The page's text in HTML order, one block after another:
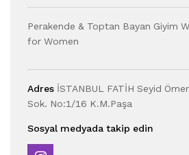
Perakende & Toptan Bayan Giyim
for Women
Adres İSTANBUL FATİH Seyid
Sok. No:1/16 K.M.Paşa
Sosyal medyada takip edin